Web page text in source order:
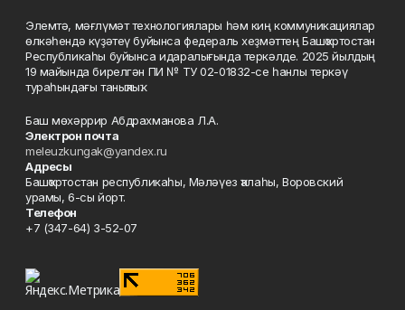
Элемтә, мәғлүмәт технологиялары һәм киң коммуникациялар
өлкәһендә күҙәтеү буйынса федераль хеҙмәттең Башҡортостан
Республикаһы буйынса идаралығында теркәлде. 2025 йылдың
19 майында бирелгән ПИ № ТУ 02-01832-се һанлы теркәү
тураһындағы таныҡлыҡ.
Баш мөхәррир Абдрахманова Л.А.
Электрон почта
meleuzkungak@yandex.ru
Адресы
Башҡортостан республикаһы, Мәләүез ҡалаһы, Воровский
урамы, 6-сы йорт.
Телефон
+7 (347-64) 3-52-07